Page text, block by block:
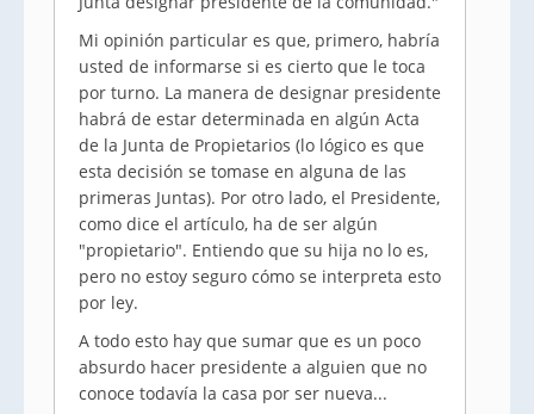
Mi opinión particular es que, primero, habría
usted de informarse si es cierto que le toca
por turno. La manera de designar presidente
habrá de estar determinada en algún Acta
de la Junta de Propietarios (lo lógico es que
esta decisión se tomase en alguna de las
primeras Juntas). Por otro lado, el Presidente,
como dice el artículo, ha de ser algún
"propietario". Entiendo que su hija no lo es,
pero no estoy seguro cómo se interpreta esto
por ley.
A todo esto hay que sumar que es un poco
absurdo hacer presidente a alguien que no
conoce todavía la casa por ser nueva...